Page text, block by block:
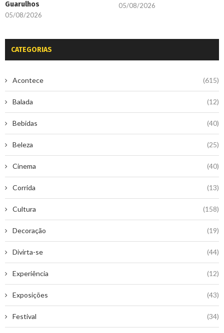
Guarulhos
05/08/2026
05/08/2026
CATEGORIAS
Acontece (615)
Balada (12)
Bebidas (40)
Beleza (25)
Cinema (40)
Corrida (13)
Cultura (158)
Decoração (19)
Divirta-se (44)
Experiência (12)
Exposições (43)
Festival (34)